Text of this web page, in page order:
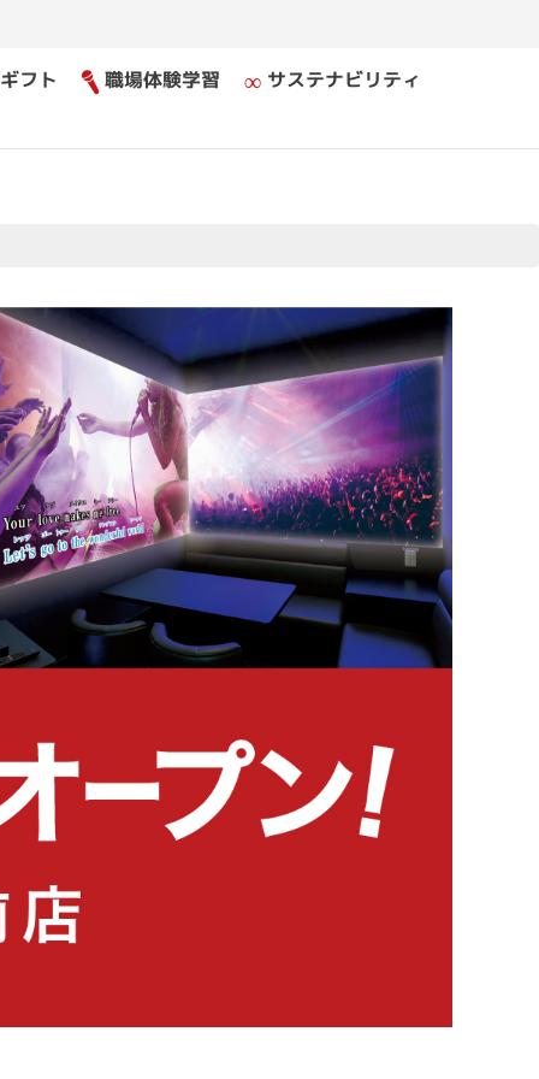
フト 職場体験学習
サステナビリティ